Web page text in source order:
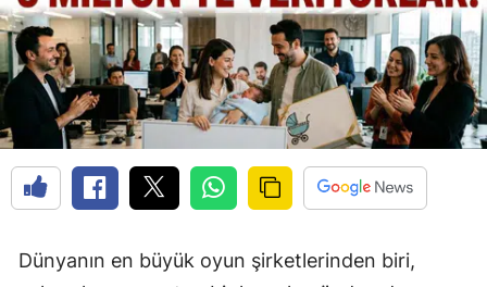
Dünyanın en büyük oyun şirketlerinden biri,